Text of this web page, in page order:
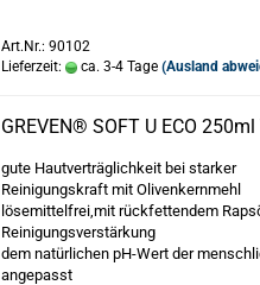
Art.Nr.: 90102
Lieferzeit:
ca. 3-4 Tage (Ausland
GREVEN® SOFT U ECO
gute Hautverträglichkeit bei starker
Reinigungskraft mit Olivenkernmehl
lösemittelfrei,mit rückfettendem
Reinigungsverstärkung
dem natürlichen pH-Wert der
angepasst